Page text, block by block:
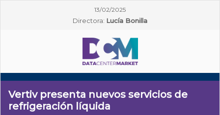
13/02/2025
Directora: Lucía Bonilla
Vertiv presenta nuevos servicios de
refrigeración líquida